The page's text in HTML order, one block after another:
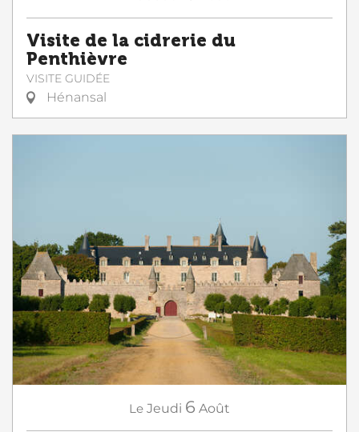
Visite de la cidrerie du
Penthièvre
VISITE GUIDÉE
Hénansal
Le Jeudi 6 Août